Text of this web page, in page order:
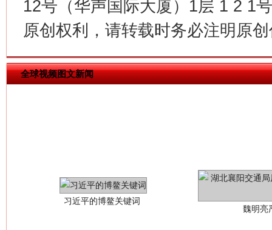
12号（华声国际大厦）1层 1 2 1
原创权利，请转载时务必注明原
全球视频图文新闻